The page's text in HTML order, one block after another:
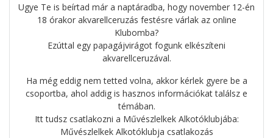
Ugye Te is beírtad már a naptáradba, hogy november 12-én
18 órakor akvarellceruzás festésre várlak az online
Klubomba?
Ezúttal egy papagájvirágot fogunk elkészíteni
akvarellceruzával.
Ha még eddig nem tetted volna, akkor kérlek gyere be a
csoportba, ahol addig is hasznos információkat találsz e
témában.
Itt tudsz csatlakozni a Művészlelkek Alkotóklubjába:
Művészlelkek Alkotóklubja csatlakozás